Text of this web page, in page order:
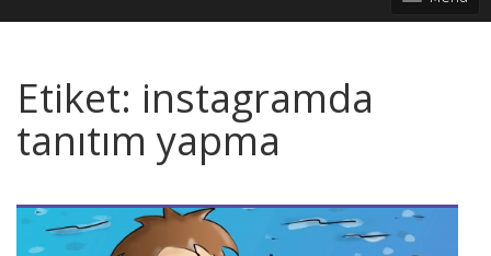
Etiket: instagramda
tanıtım yapma